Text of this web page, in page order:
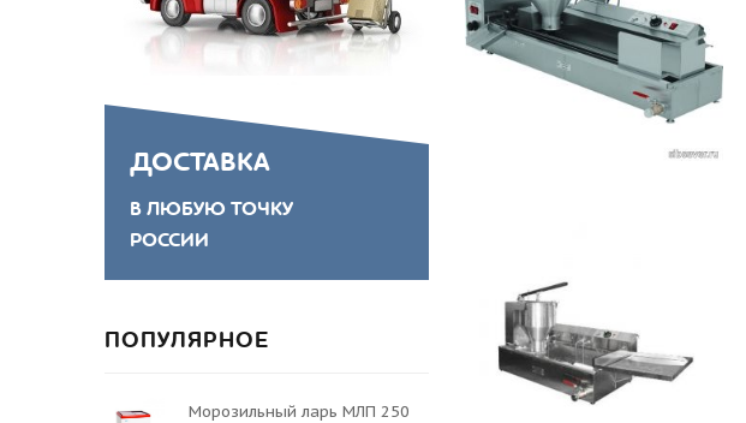
ДОСТАВКА
В ЛЮБУЮ ТОЧКУ
РОССИИ
ПОПУЛЯРНОЕ
Морозильный ларь МЛП 250